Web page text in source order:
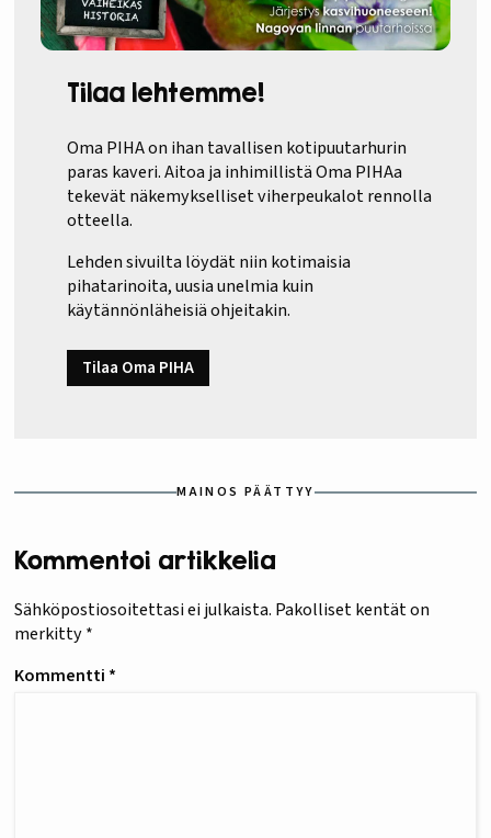
Tilaa lehtemme!
Oma PIHA on ihan tavallisen kotipuutarhurin
paras kaveri. Aitoa ja inhimillistä Oma PIHAa
tekevät näkemykselliset viherpeukalot rennolla
otteella.
Lehden sivuilta löydät niin kotimaisia
pihatarinoita, uusia unelmia kuin
käytännönläheisiä ohjeitakin.
Tilaa Oma PIHA
MAINOS PÄÄTTYY
Kommentoi artikkelia
Sähköpostiosoitettasi ei julkaista. Pakolliset kentät on
merkitty*
Kommentti *